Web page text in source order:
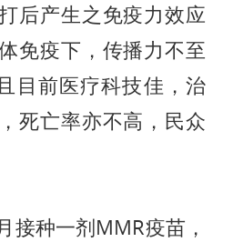
后产生之免疫力效应
免疫下，传播力不至
目前医疗科技佳，治
死亡率亦不高，民众
接种一剂MMR疫苗，